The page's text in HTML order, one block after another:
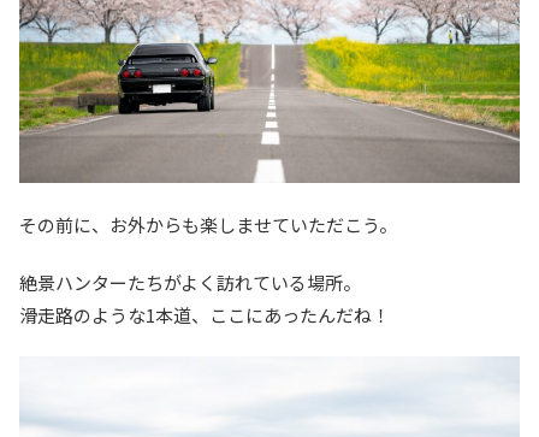
その前に、お外からも楽しませていただこう。
絶景ハンターたちがよく訪れている場所。
滑走路のような1本道、ここにあったんだね！